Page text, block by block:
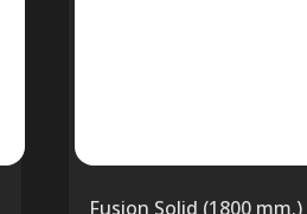
Fusion Solid (1800 mm.)